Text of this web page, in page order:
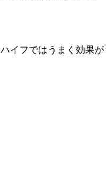
イフではうまく効果が